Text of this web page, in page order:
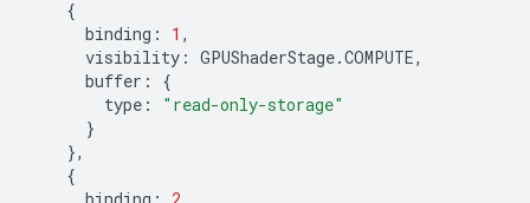
{
binding : 1 ,
visibility : GPUShaderStage.COMPUTE,
buffer :
{
type :
"read-only-storage"
}
},
{